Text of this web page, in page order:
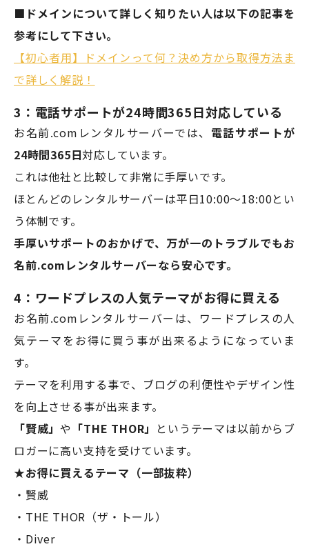
■ドメインについて詳しく知りたい人は以下の記事を
参考にして下さい。
【初心者用】ドメインって何？決め方から取得方法ま
で詳しく解説！
3：電話サポートが24時間365日対応している
お名前.comレンタルサーバーでは、 電話サポートが
24時間365日対応しています。
これは他社と比較して非常に手厚いです。
ほとんどのレンタルサーバーは平日10:00～18:00とい
う体制です。
手厚いサポートのおかげで、万が一のトラブルでもお
名前.comレンタルサーバーなら安心です。
4：ワードプレスの人気テーマがお得に買える
お名前.comレンタルサーバーは、ワードプレスの人
気テーマをお得に買う事が出来るようになっていま
す。
テーマを利用する事で、ブログの利便性やデザイン性
を向上させる事が出来ます。
「賢威」や 「THE THOR」 というテーマは以前からブ
ロガーに高い支持を受けています。
★お得に買えるテーマ（一部抜粋）
・賢威
・THE THOR（ザ・トール）
・Diver